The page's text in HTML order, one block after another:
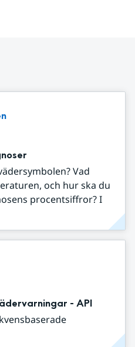
Vad
och hur ska du
procentsiffror? I
- API